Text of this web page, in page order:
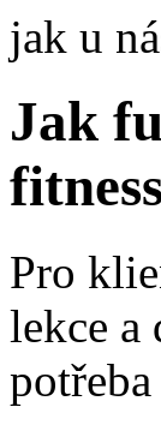
jak u
Jak
Pro
lekce a